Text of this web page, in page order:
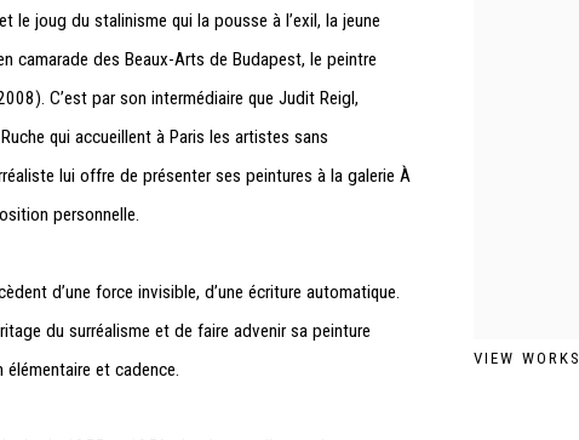
VIEW WORKS
le joug du stalinisme qui la pousse à l’exil, la jeune
camarade des Beaux-Arts de Budapest, le peintre
C’est par son intermédiaire que Judit Reigl,
qui accueillent à Paris les artistes sans
lui offre de présenter ses peintures à la galerie À
personnelle.
d’une force invisible, d’une écriture automatique.
du surréalisme et de faire advenir sa peinture
et cadence.